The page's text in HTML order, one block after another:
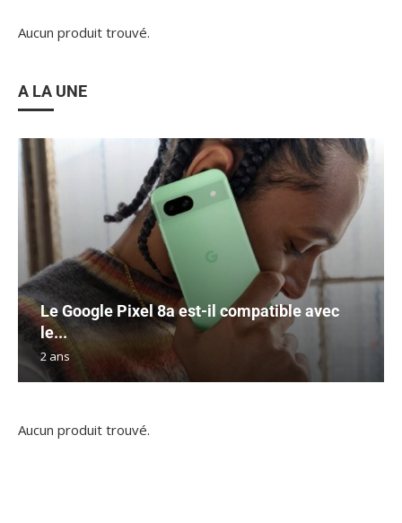
Aucun produit trouvé.
A LA UNE
Le Google Pixel 8a est-il compatible avec
le...
2 ans
Aucun produit trouvé.